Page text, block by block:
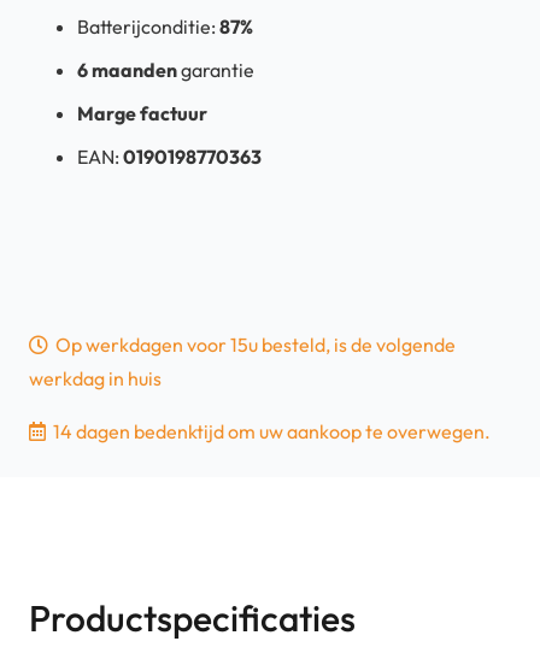
Batterijconditie: 87%
6 maandengarantie
Marge factuur
EAN: 0190198770363
Op werkdagen voor 15u besteld, is de volgende
werkdag in huis
14 dagen bedenktijd om uw aankoop te overwegen.
Productspecificaties